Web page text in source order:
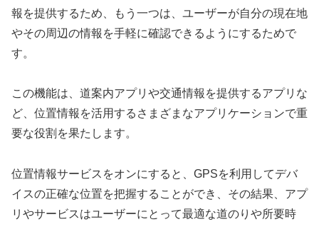
報を提供するため、もう一つは、ユーザーが自分の現在地
やその周辺の情報を手軽に確認できるようにするためで
す。
この機能は、道案内アプリや交通情報を提供するアプリな
ど、位置情報を活用するさまざまなアプリケーションで重
要な役割を果たします。
位置情報サービスをオンにすると、GPSを利用してデバ
イスの正確な位置を把握することができ、その結果、アプ
リやサービスはユーザーにとって最適な道のりや所要時